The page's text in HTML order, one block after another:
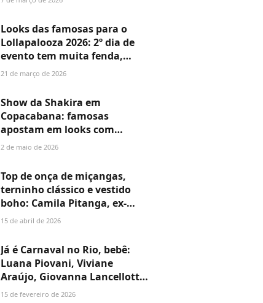
Veja fotos!
Looks das famosas para o
Lollapalooza 2026: 2º dia de
evento tem muita fenda,
transparência e recortes; veja
Sasha Meneghel e mais!
21 de março de 2026
Show da Shakira em
Copacabana: famosas
apostam em looks com
transparência, crochê e
fotos de Grazi Massafera,
Camila Queiroz e mais!
2 de maio de 2026
Top de onça de miçangas,
terninho clássico e vestido
boho: Camila Pitanga, ex-
BBBs Maxiane e Marciele e
no Rio Fashion Week 2026;
veja + de 20 fotos
15 de abril de 2026
Já é Carnaval no Rio, bebê:
Luana Piovani, Viviane
Araújo, Giovanna Lancellotti,
Gkay e mais famosos
15 de fevereiro de 2026